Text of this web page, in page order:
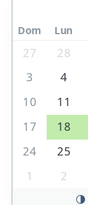
Dom Lun
27 28
3
4
10
11
17
18
24
25
1
2